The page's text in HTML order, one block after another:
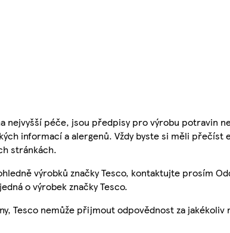
péče, jsou předpisy pro výrobu potravin
informací a alergenů. Vždy byste si měli přečíst
stránkách.
výrobků značky Tesco, kontaktujte prosím
o výrobek značky Tesco.
Tesco nemůže přijmout odpovědnost za jakékoliv